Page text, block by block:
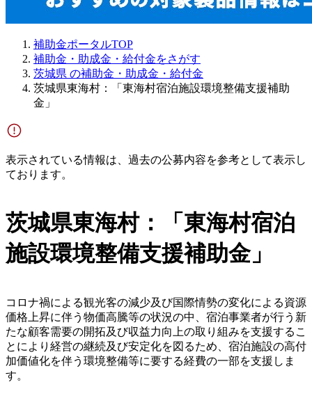
補助金ポータルTOP
補助金・助成金・給付金をさがす
茨城県 の補助金・助成金・給付金
茨城県東海村：「東海村宿泊施設環境整備支援補助
金」
表示されている情報は、過去の公募内容を参考として表示し
ております。
茨城県東海村：「東海村宿泊
施設環境整備支援補助金」
コロナ禍による観光客の減少及び国際情勢の変化による資源
価格上昇に伴う物価高騰等の状況の中、宿泊事業者が行う新
たな顧客需要の開拓及び収益力向上の取り組みを支援するこ
とにより経営の継続及び安定化を図るため、宿泊施設の高付
加価値化を伴う環境整備等に要する経費の一部を支援しま
す。